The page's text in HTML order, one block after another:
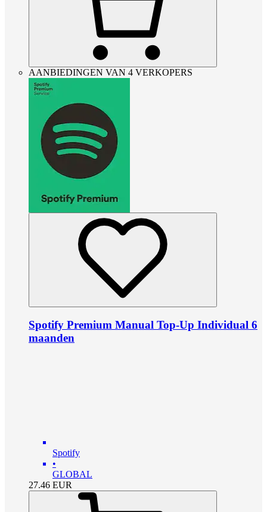
AANBIEDINGEN VAN 4 VERKOPERS
Spotify Premium Manual Top-Up Individual 6
maanden
Spotify
•
GLOBAL
27.46 EUR